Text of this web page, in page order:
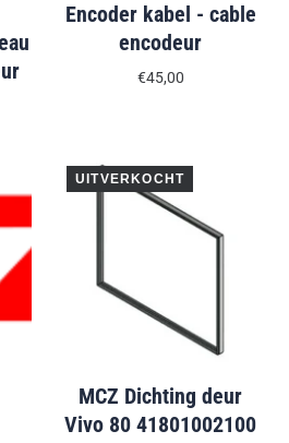
Encoder kabel - cable
encodeur
€45,00
UITVERKOCHT
MCZ Dichting deur
Vivo 80 41801002100